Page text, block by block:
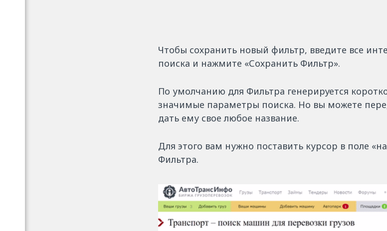
Чтобы сохранить новый фильтр, введите все
поиска и нажмите «Сохранить Фильтр».
По умолчанию для Фильтра генерируется
значимые параметры поиска. Но вы можете
дать ему свое любое название.
Для этого вам нужно поставить курсор в поле
Фильтра.